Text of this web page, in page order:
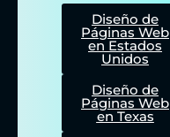
Diseño de
Páginas Web
en Estados
Unidos
Diseño de
Páginas Web
en Texas